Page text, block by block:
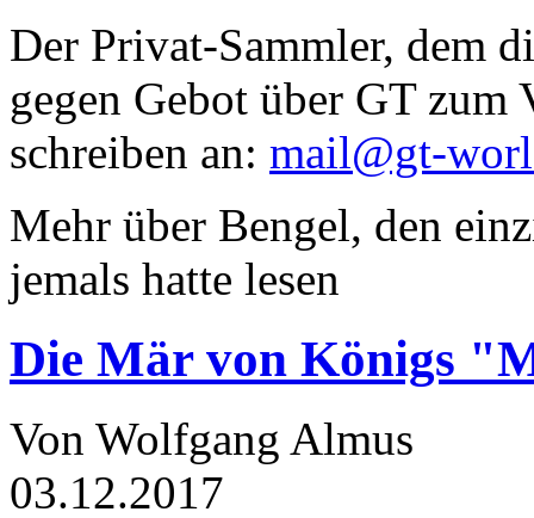
Der Privat-Sammler, dem
gegen Gebot über GT zum
schreiben an: mail@gt-
Mehr über Bengel, den
jemals hatte lesen
Die Mär von Königs
Von Wolfgang Almus
03.12.2017